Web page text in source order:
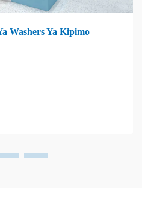
Washers Ya Kipimo